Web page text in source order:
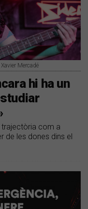
Mercadé
hi ha un
trajectòria com a
de les dones dins el